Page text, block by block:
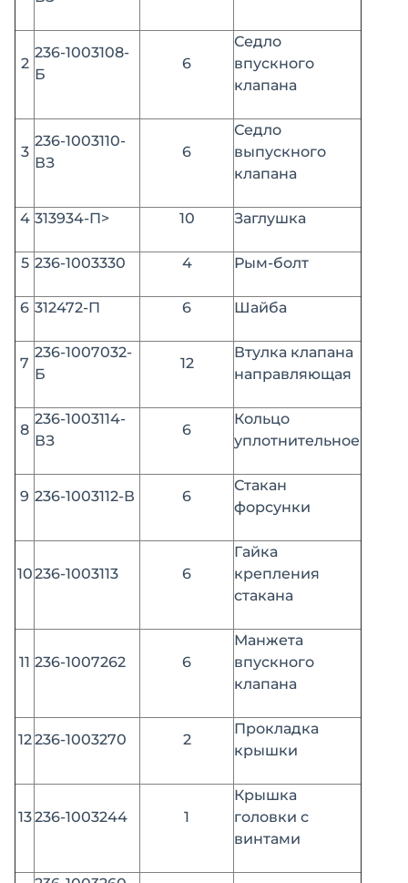
2
236-1003108-
Б
6
Седло
впускного
клапана
3
236-1003110-
ВЗ
6
Седло
выпускного
клапана
4 313934-П> 10 Заглушка
5 236-1003330 4 Рым-болт
6 312472-П 6 Шайба
7
236-1007032-
Б
12
Втулка клапана
направляющая
8
236-1003114-
ВЗ
6
Кольцо
уплотнительное
9 236-1003112-В 6
Стакан
форсунки
10236-1003113 6
Гайка
крепления
стакана
11 236-1007262 6
Манжета
впускного
клапана
12236-1003270 2
Прокладка
крышки
13236-1003244 1
Крышка
головки с
винтами